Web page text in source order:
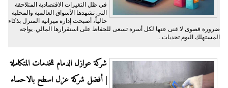
​في ظل التغيرات الاقتصادية المتلاحقة
التي تشهدها الأسواق العالمية والمحلية
حالياً، أصبحت إدارة ميزانية المنزل بذكاء
ضرورة قصوى لا غنى عنها لكل أسرة تسعى للحفاظ على استقرارها المالي. يواجه
المستهلك اليوم تحديات...
شركة عوازل الدمام للخدمات المتكاملة
| أفضل شركة عزل اسطح بالاحساء